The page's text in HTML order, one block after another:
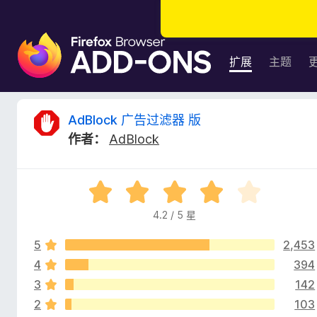
F
i
e
扩展 主题
A
o
c
AdBlock 广告过滤器 版
作者：
AdBlock
评
分
/
5
4.2 / 5 星
5
2,453
4
394
3
142
2
103